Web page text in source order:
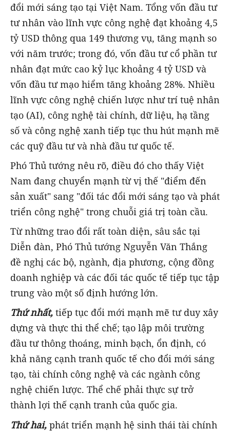
đổi mới sáng tạo tại Việt Nam. Tổng vốn đầu tư
tư nhân vào lĩnh vực công nghệ đạt khoảng 4,5
tỷ USD thông qua 149 thương vụ, tăng mạnh so
với năm trước; trong đó, vốn đầu tư cổ phần tư
nhân đạt mức cao kỷ lục khoảng 4 tỷ USD và
vốn đầu tư mạo hiểm tăng khoảng 28%. Nhiều
lĩnh vực công nghệ chiến lược như trí tuệ nhân
tạo (AI), công nghệ tài chính, dữ liệu, hạ tầng
số và công nghệ xanh tiếp tục thu hút mạnh mẽ
các quỹ đầu tư và nhà đầu tư quốc tế.
Phó Thủ tướng nêu rõ, điều đó cho thấy Việt
Nam đang chuyển mạnh từ vị thế "điểm đến
sản xuất" sang "đối tác đổi mới sáng tạo và phát
triển công nghệ" trong chuỗi giá trị toàn cầu.
Từ những trao đổi rất toàn diện, sâu sắc tại
Diễn đàn, Phó Thủ tướng Nguyễn Văn Thắng
đề nghị các bộ, ngành, địa phương, cộng đồng
doanh nghiệp và các đối tác quốc tế tiếp tục tập
trung vào một số định hướng lớn.
Thứ nhất, tiếp tục đổi mới mạnh mẽ tư duy xây
dựng và thực thi thể chế; tạo lập môi trường
đầu tư thông thoáng, minh bạch, ổn định, có
khả năng cạnh tranh quốc tế cho đổi mới sáng
tạo, tài chính công nghệ và các ngành công
nghệ chiến lược. Thể chế phải thực sự trở
thành lợi thế cạnh tranh của quốc gia.
Thứ hai, phát triển mạnh hệ sinh thái tài chính